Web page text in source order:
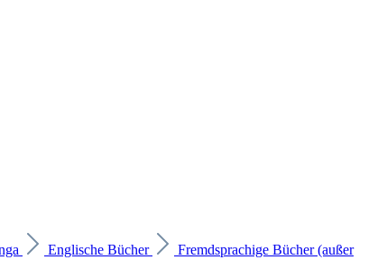
Englische Bücher
Fremdsprachige Bücher (außer